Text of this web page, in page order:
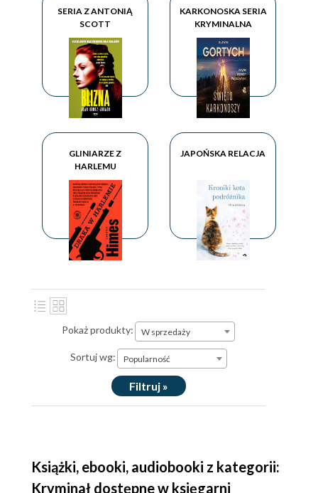
SERIA Z ANTONIĄ
SCOTT
KARKONOSKA SERIA
KRYMINALNA
GLINIARZE Z
HARLEMU
JAPOŃSKA RELACJA
Pokaż produkty: W sprzedaży
Sortuj wg: Popularność
Filtruj »
Książki, ebooki, audiobooki z kategorii:
Kryminał dostępne w księgarni